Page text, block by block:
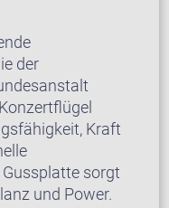
der
Kraft
sorgt
und Power.